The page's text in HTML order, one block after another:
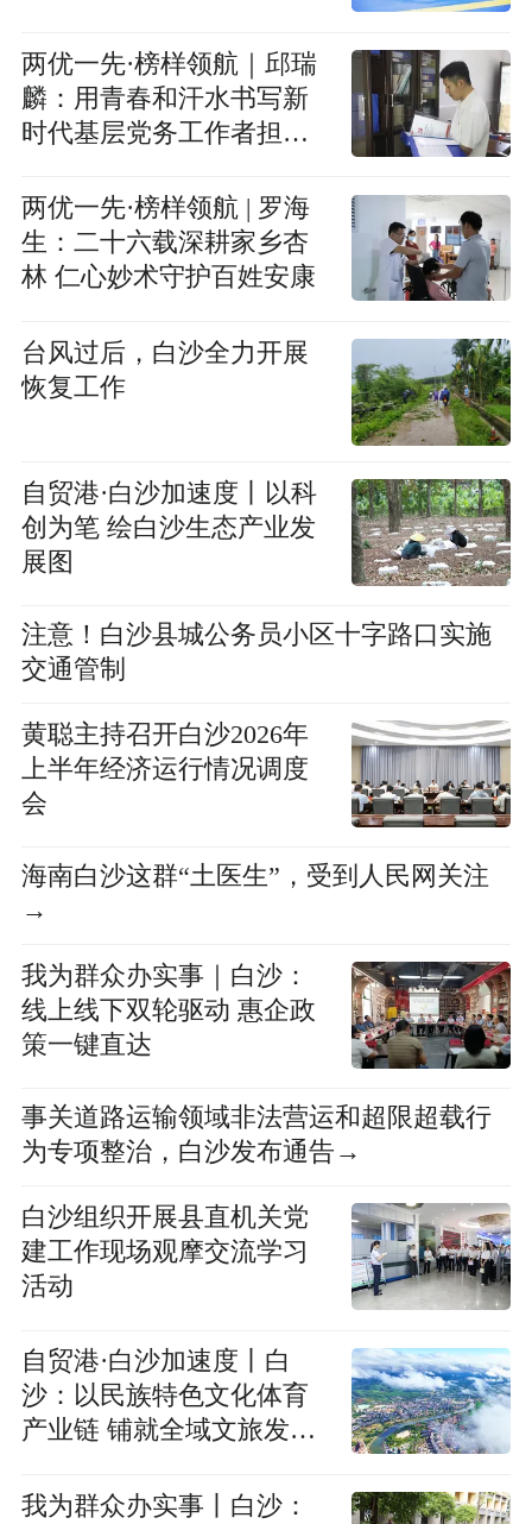
两优一先·榜样领航｜邱瑞
麟：用青春和汗水书写新
时代基层党务工作者担当
两优一先·榜样领航 | 罗海
生：二十六载深耕家乡杏
林 仁心妙术守护百姓安康
台风过后，白沙全力开展
恢复工作
自贸港·白沙加速度丨以科
创为笔 绘白沙生态产业发
展图
注意！白沙县城公务员小区十字路口实施
交通管制
黄聪主持召开白沙2026年
上半年经济运行情况调度
会
海南白沙这群“土医生”，受到人民网关注
→
我为群众办实事｜白沙：
线上线下双轮驱动 惠企政
策一键直达
事关道路运输领域非法营运和超限超载行
为专项整治，白沙发布通告→
白沙组织开展县直机关党
建工作现场观摩交流学习
活动
自贸港·白沙加速度丨白
沙：以民族特色文化体育
产业链 铺就全域文旅发展
我为群众办实事丨白沙：